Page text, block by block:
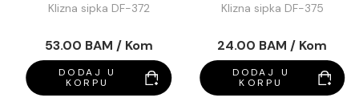
Klizna sipka DF-372
53.00 BAM / Kom
DODAJ U
KORPU
Klizna sipka DF-375
24.00 BAM / Kom
DODAJ U
KORPU